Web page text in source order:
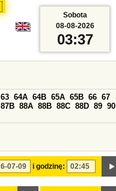
i godzinę:
63 64A 64B 65A 65B 66 67
87B 88A 88B 88C 88D 89 90
Sobota
08-08-2026
03:37